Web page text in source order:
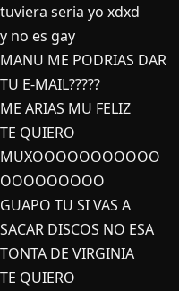
tuviera seria yo xdxd
y no es gay
MANU ME PODRIAS DAR
TU E-MAIL?????
ME ARIAS MU FELIZ
TE QUIERO
MUXOOOOOOOOOOO
OOOOOOOOO
GUAPO TU SI VAS A
SACAR DISCOS NO ESA
TONTA DE VIRGINIA
TE QUIERO